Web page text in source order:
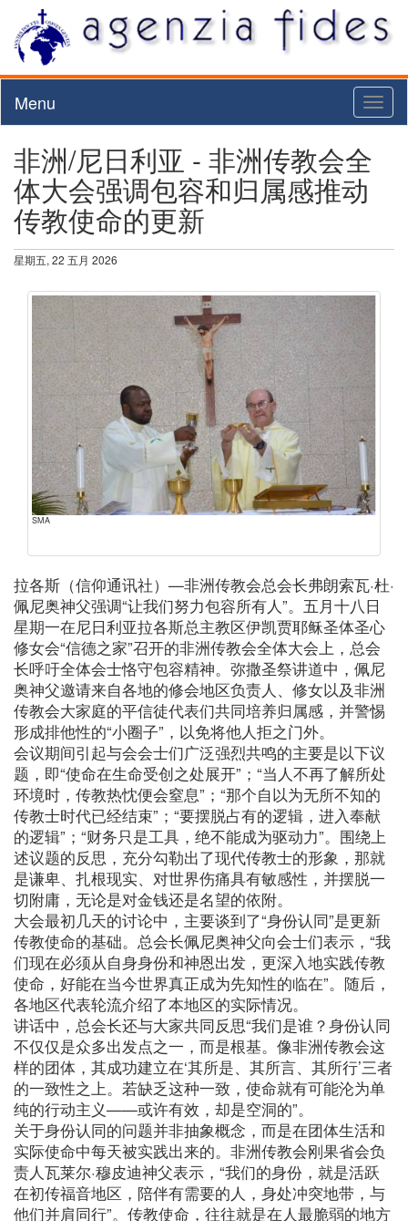
Menu
非洲/尼日利亚 - 非洲传教会全
体大会强调包容和归属感推动
传教使命的更新
星期五, 22 五月 2026
SMA
拉各斯（信仰通讯社）—非洲传教会总会长弗朗索瓦·杜·
佩尼奥神父强调“让我们努力包容所有人”。五月十八日
星期一在尼日利亚拉各斯总主教区伊凯贾耶稣圣体圣心
修女会“信德之家”召开的非洲传教会全体大会上，总会
长呼吁全体会士恪守包容精神。弥撒圣祭讲道中，佩尼
奥神父邀请来自各地的修会地区负责人、修女以及非洲
传教会大家庭的平信徒代表们共同培养归属感，并警惕
形成排他性的“小圈子”，以免将他人拒之门外。
会议期间引起与会会士们广泛强烈共鸣的主要是以下议
题，即“使命在生命受创之处展开”；“当人不再了解所处
环境时，传教热忱便会窒息”；“那个自以为无所不知的
传教士时代已经结束”；“要摆脱占有的逻辑，进入奉献
的逻辑”；“财务只是工具，绝不能成为驱动力”。围绕上
述议题的反思，充分勾勒出了现代传教士的形象，那就
是谦卑、扎根现实、对世界伤痛具有敏感性，并摆脱一
切附庸，无论是对金钱还是名望的依附。
大会最初几天的讨论中，主要谈到了“身份认同”是更新
传教使命的基础。总会长佩尼奥神父向会士们表示，“我
们现在必须从自身身份和神恩出发，更深入地实践传教
使命，好能在当今世界真正成为先知性的临在”。随后，
各地区代表轮流介绍了本地区的实际情况。
讲话中，总会长还与大家共同反思“我们是谁？身份认同
不仅仅是众多出发点之一，而是根基。像非洲传教会这
样的团体，其成功建立在‘其所是、其所言、其所行’三者
的一致性之上。若缺乏这种一致，使命就有可能沦为单
纯的行动主义——或许有效，却是空洞的”。
关于身份认同的问题并非抽象概念，而是在团体生活和
实际使命中每天被实践出来的。非洲传教会刚果省会负
责人瓦莱尔·穆皮迪神父表示，“我们的身份，就是活跃
在初传福音地区，陪伴有需要的人，身处冲突地带，与
他们并肩同行”。传教使命，往往就是在人最脆弱的地方